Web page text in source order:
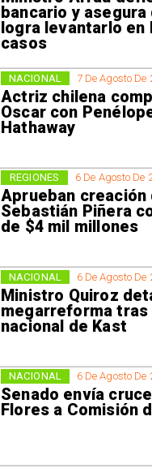
bancario y
logra levantarlo en
casos
7 De Agosto De
Actriz chilena
Oscar con
Hathaway
NACIONAL
6 De Agosto De
Aprueban creación
Sebastián Piñera
de $4 mil millones
REGIONES
6 De Agosto De
Ministro Quiroz
megarreforma tras
nacional de Kast
NACIONAL
6 De Agosto De
Senado envía
Flores a Comisión
NACIONAL